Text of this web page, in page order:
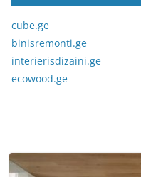
cube.ge
binisremonti.ge
interierisdizaini.ge
ecowood.ge